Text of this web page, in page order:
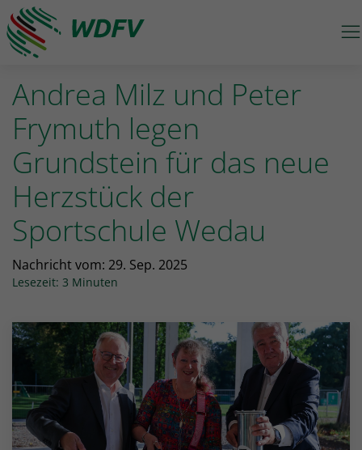
Logo: wdfv führt zur Starseite
Andrea Milz und Peter
Frymuth legen
Grundstein für das neue
Herzstück der
Sportschule Wedau
Nachricht vom: 29. Sep. 2025
Lesezeit: 3 Minuten